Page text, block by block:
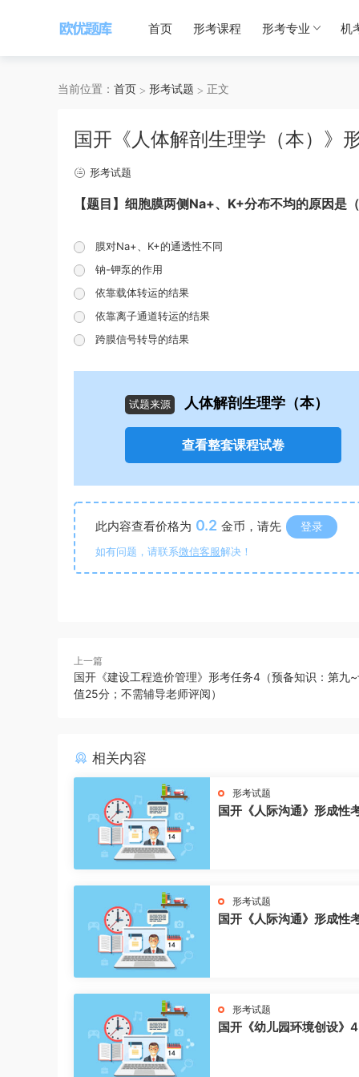
首页 形考课程 形考专业 机
当前位置： 首页 形考试题 正文
国开《人体解剖生理学（本）》
形考试题
【题目】细胞膜两侧Na+、K+分布不均的原因是
膜对Na+、K+的通透性不同
钠-钾泵的作用
依靠载体转运的结果
依靠离子通道转运的结果
跨膜信号转导的结果
试题来源 人体解剖生理学（本）
查看整套课程试卷
此内容查看价格为 0.2 金币，请先 登录
如有问题，请联系微信客服解决！
上一篇
国开《建设工程造价管理》形考任务4（预备知识：第九
值25分；不需辅导老师评阅）
相关内容
形考试题
国开《人际沟通》形成性
形考试题
国开《人际沟通》形成性
形考试题
国开《幼儿园环境创设》